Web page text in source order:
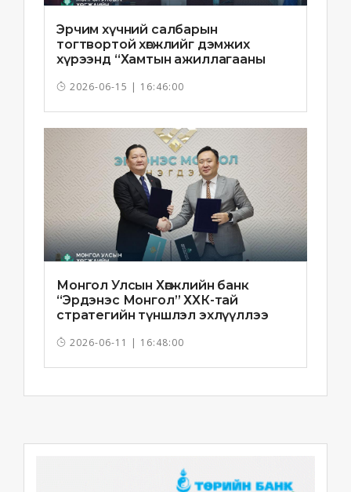
Эрчим хүчний салбарын
тогтвортой хөгжлийг дэмжих
хүрээнд “Хамтын ажиллагааны
2026-06-15 | 16:46:00
Монгол Улсын Хөгжлийн банк
“Эрдэнэс Монгол” ХХК-тай
стратегийн түншлэл эхлүүллээ
2026-06-11 | 16:48:00